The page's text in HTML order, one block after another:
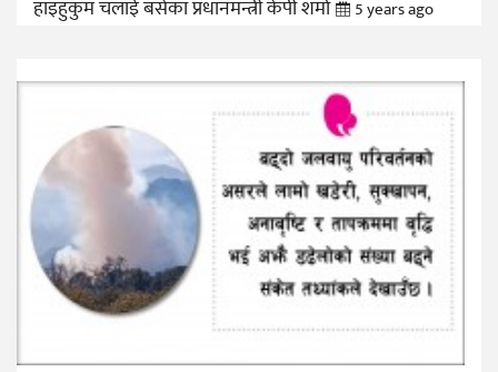
हाइहुकुम चलाई बसेका प्रधानमन्त्री केपी शर्मा 5 years ago